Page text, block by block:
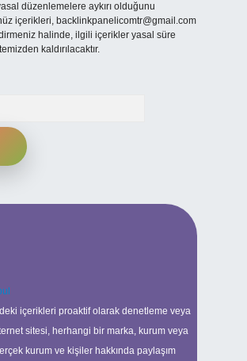
düzenlemelere aykırı olduğunu
içerikleri, backlinkpanelicomtr@gmail.com
halinde, ilgili içerikler yasal süre
kaldırılacaktır.
içerikleri proaktif olarak denetleme veya
sitesi, herhangi bir marka, kurum veya
kurum ve kişiler hakkında paylaşım